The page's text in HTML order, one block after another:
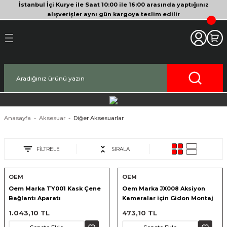
İstanbul İçi Kurye ile Saat 10:00 ile 16:00 arasında yaptığınız
alışverişler aynı gün kargoya teslim edilir
Geri Dön
Makinesi
Geri Dön
Geri Dön
Kameralar
Aksesuarları
Geri Dön
Geri Dön
Aksesuarları
Geri Dön
Geri Dön
Tripodları
Tripodlar
Geri Dön
Geri Dön
ve Tüyler
Geri Dön
Geri Dön
Anasayfa Aksesuar Diğer Aksesuarlar
FİLTRELE SIRALA
OEM
Oem Marka TY001 Kask Çene
Bağlantı Aparatı
1.043,10 TL
OEM
Oem Marka JX008 Aksiyon
Kameralar için Gidon Montaj
473,10 TL